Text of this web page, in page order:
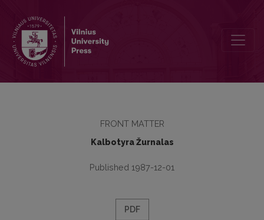
FRONT MATTER
Kalbotyra Žurnalas
Published 1987-12-01
PDF